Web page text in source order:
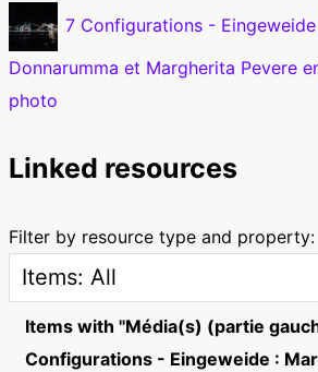
7 Configurations -
Donnarumma et Margherita Pevere
photo
Linked resources
Filter by resource type and property:
Items with "Média(s) (partie
Configurations - Eingeweide :